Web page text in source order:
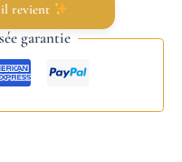
il revient
garantie